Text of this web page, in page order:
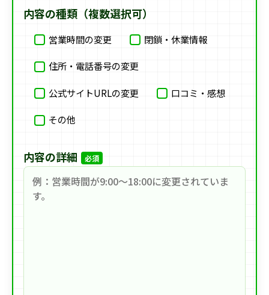
内容の種類（複数選択可）
営業時間の変更 閉鎖・休業情報
住所・電話番号の変更
公式サイトURLの変更 口コミ・感想
その他
内容の詳細 必須